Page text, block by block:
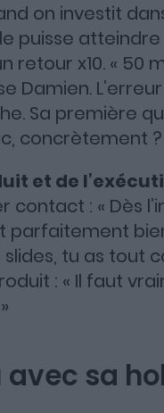
on investit
puisse
x10. « 50
Damien.
Sa première
concrètement ?
et de
: « Dès
parfaitement
tu as tout
: « Il faut
sa